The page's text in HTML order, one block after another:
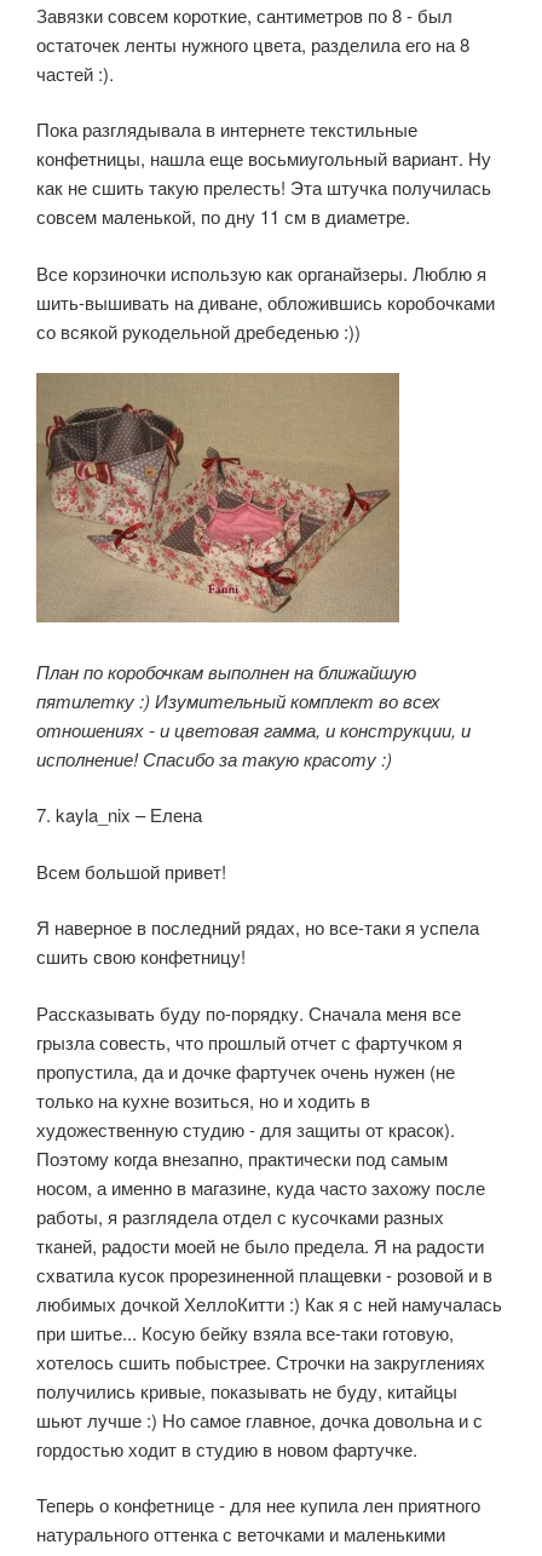
Завязки совсем короткие, сантиметров по 8 - был
остаточек ленты нужного цвета, разделила его на 8
частей :).
Пока разглядывала в интернете текстильные
конфетницы, нашла еще восьмиугольный вариант. Ну
как не сшить такую прелесть! Эта штучка получилась
совсем маленькой, по дну 11 см в диаметре.
Все корзиночки использую как органайзеры. Люблю я
шить-вышивать на диване, обложившись коробочками
со всякой рукодельной дребеденью :))
План по коробочкам выполнен на ближайшую
пятилетку :) Изумительный комплект во всех
отношениях - и цветовая гамма, и конструкции, и
исполнение! Спасибо за такую красоту :)
7. kayla_nix – Елена
Всем большой привет!
Я наверное в последний рядах, но все-таки я успела
сшить свою конфетницу!
Рассказывать буду по-порядку. Сначала меня все
грызла совесть, что прошлый отчет с фартучком я
пропустила, да и дочке фартучек очень нужен (не
только на кухне возиться, но и ходить в
художественную студию - для защиты от красок).
Поэтому когда внезапно, практически под самым
носом, а именно в магазине, куда часто захожу после
работы, я разглядела отдел с кусочками разных
тканей, радости моей не было предела. Я на радости
схватила кусок прорезиненной плащевки - розовой и в
любимых дочкой ХеллоКитти :) Как я с ней намучалась
при шитье... Косую бейку взяла все-таки готовую,
хотелось сшить побыстрее. Строчки на закруглениях
получились кривые, показывать не буду, китайцы
шьют лучше :) Но самое главное, дочка довольна и с
гордостью ходит в студию в новом фартучке.
Теперь о конфетнице - для нее купила лен приятного
натурального оттенка с веточками и маленькими